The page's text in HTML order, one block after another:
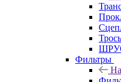
Фильтры